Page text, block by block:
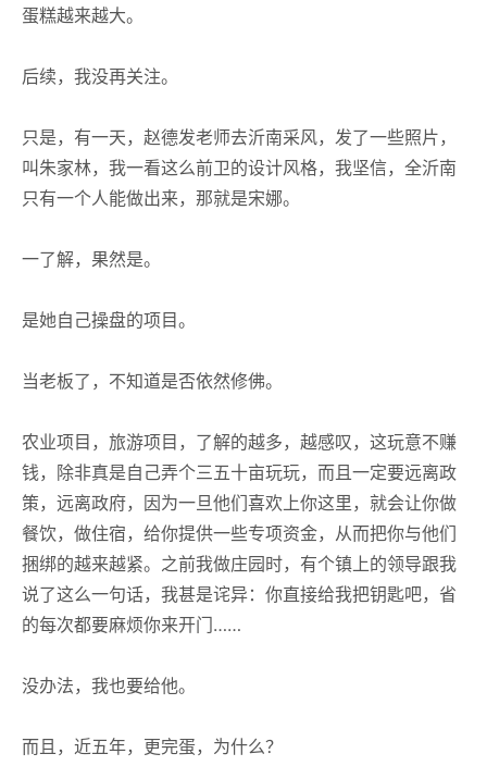
蛋糕越来越大。
后续，我没再关注。
只是，有一天，赵德发老师去沂南采风，发了一些照片，
叫朱家林，我一看这么前卫的设计风格，我坚信，全沂南
只有一个人能做出来，那就是宋娜。
一了解，果然是。
是她自己操盘的项目。
当老板了，不知道是否依然修佛。
农业项目，旅游项目，了解的越多，越感叹，这玩意不赚
钱，除非真是自己弄个三五十亩玩玩，而且一定要远离政
策，远离政府，因为一旦他们喜欢上你这里，就会让你做
餐饮，做住宿，给你提供一些专项资金，从而把你与他们
捆绑的越来越紧。之前我做庄园时，有个镇上的领导跟我
说了这么一句话，我甚是诧异：你直接给我把钥匙吧，省
的每次都要麻烦你来开门……
没办法，我也要给他。
而且，近五年，更完蛋，为什么？